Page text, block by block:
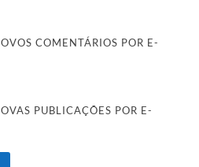
COMENTÁRIOS POR E-
PUBLICAÇÕES POR E-